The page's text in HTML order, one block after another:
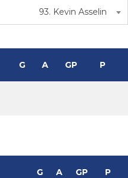
93. Kevin Asselin
G A GP P
G A GP P